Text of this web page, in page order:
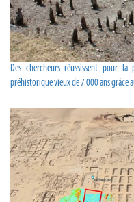
Des chercheurs réussissent pour
préhistorique vieux de 7 000 ans grâce